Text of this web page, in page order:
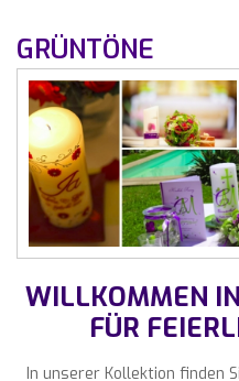
GRÜNTÖNE
WILLKOMMEN
FÜR
In unserer Kollektion finden